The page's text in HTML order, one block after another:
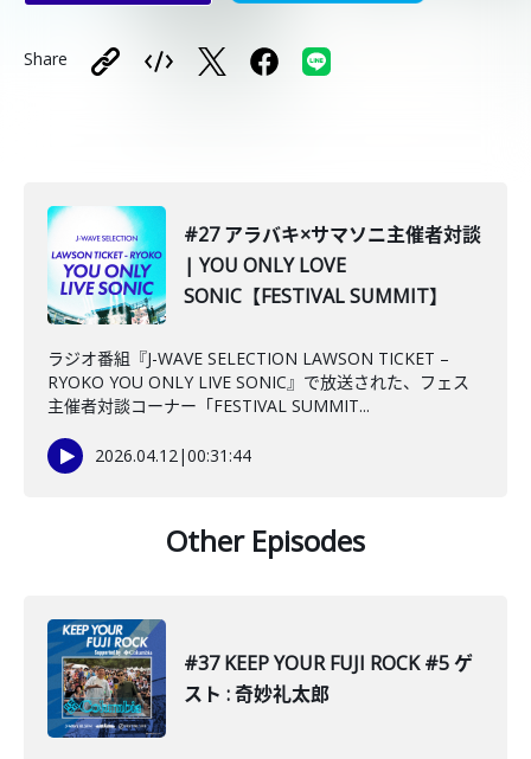
Share
#27 アラバキ×サマソニ主催者対談
| YOU ONLY LOVE
SONIC【FESTIVAL SUMMIT】
ラジオ番組『J-WAVE SELECTION LAWSON TICKET –
RYOKO YOU ONLY LIVE SONIC』で放送された、フェス
主催者対談コーナー「FESTIVAL SUMMIT...
2026.04.12|00:31:44
Other Episodes
#37 KEEP YOUR FUJI ROCK #5 ゲ
スト : 奇妙礼太郎